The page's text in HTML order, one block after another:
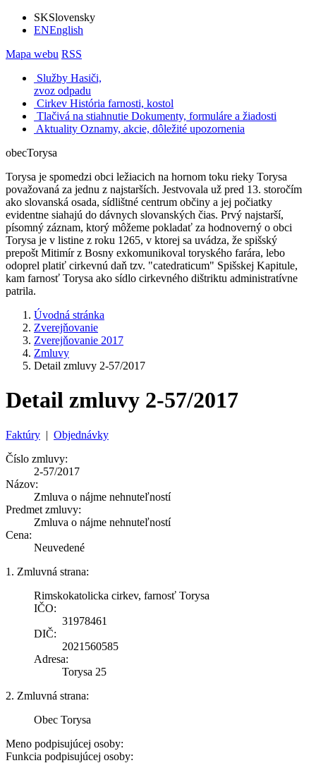
SKSlovensky
ENEnglish
Mapa webu RSS
Služby Hasiči,
zvoz odpadu
Cirkev História farnosti, kostol
Tlačivá na stiahnutie Dokumenty, formuláre a žiadosti
Aktuality Oznamy, akcie, dôležité upozornenia
obecTorysa
Torysa je spomedzi obci ležiacich na hornom toku rieky Torysa
považovaná za jednu z najstarších. Jestvovala už pred 13. storočím
ako slovanská osada, sídlištné centrum občiny a jej počiatky
evidentne siahajú do dávnych slovanských čias. Prvý najstarší,
písomný záznam, ktorý môžeme pokladať za hodnoverný o obci
Torysa je v listine z roku 1265, v ktorej sa uvádza, že spišský
prepošt Mitimír z Bosny exkomunikoval toryského farára, lebo
odoprel platiť cirkevnú daň tzv. "catedraticum" Spišskej Kapitule,
kam farnosť Torysa ako sídlo cirkevného dištriktu administratívne
patrila.
Úvodná stránka
Zverejňovanie
Zverejňovanie 2017
Zmluvy
Detail zmluvy 2-57/2017
Detail zmluvy 2-57/2017
Faktúry | Objednávky
Číslo zmluvy:
2-57/2017
Názov:
Zmluva o nájme nehnuteľností
Predmet zmluvy:
Zmluva o nájme nehnuteľností
Cena:
Neuvedené
1. Zmluvná strana:
Rimskokatolicka cirkev, farnosť Torysa
IČO:
31978461
DIČ:
2021560585
Adresa:
Torysa 25
2. Zmluvná strana:
Obec Torysa
Meno podpisujúcej osoby:
Funkcia podpisujúcej osoby: